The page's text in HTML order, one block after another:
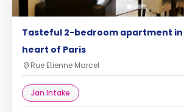
Tasteful 2-bedroom apartment
heart of Paris
Rue Etienne Marcel
Jan Intake